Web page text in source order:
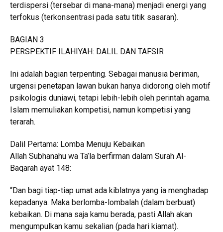
terdispersi (tersebar di mana-mana) menjadi energi yang
terfokus (terkonsentrasi pada satu titik sasaran).
BAGIAN 3
PERSPEKTIF ILAHIYAH: DALIL DAN TAFSIR
Ini adalah bagian terpenting. Sebagai manusia beriman,
urgensi penetapan lawan bukan hanya didorong oleh motif
psikologis duniawi, tetapi lebih-lebih oleh perintah agama.
Islam memuliakan kompetisi, namun kompetisi yang
terarah.
Dalil Pertama: Lomba Menuju Kebaikan
Allah Subhanahu wa Ta’la berfirman dalam Surah Al-
Baqarah ayat 148:
“Dan bagi tiap-tiap umat ada kiblatnya yang ia menghadap
kepadanya. Maka berlomba-lombalah (dalam berbuat)
kebaikan. Di mana saja kamu berada, pasti Allah akan
mengumpulkan kamu sekalian (pada hari kiamat).